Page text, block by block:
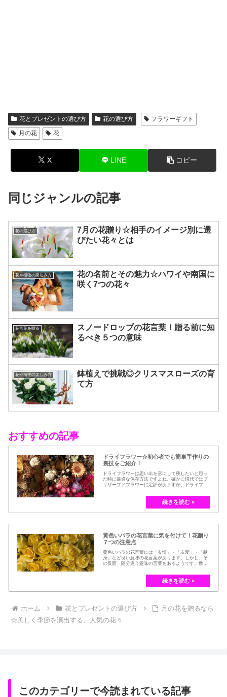
花とプレゼントの選び方 花の選び方
フラワーギフト
月の花
花
X LINE コピー
同じジャンルの記事
花の選び方
7月の花贈り☆相手のイメージ別に選
びたい花々とは
花や植物の楽しみ方
花の名前とその魅力☆ハワイや南国に
咲く7つの花々
花言葉を贈る
スノードロップの花言葉！贈る前に知
るべき５つの意味
花や植物の楽しみ方
鉢植えで挑戦◎クリスマスローズの育
て方
おすすめの記事
ドライフラワー☆初心者でも簡単手作りの
裏技をご紹介！
ドライフラワーは思い出を形にして残したいと思っ
た時に最適な保存方法ですよね。確かに現代ではブ
リザーブドフラワーに定評があますが、ドライフラ
とつです。結婚式のブーケなどに使われた花など、
今では押し花のサービスが有名ですが、昔はドライ
フラワーでも保存されてきました。30代以降の…
黄色いバラの花言葉に気を付けて！花贈り
７つの注意点
黄色いバラの花言葉には「友情」・「友愛」・「献
身」など良い意味の花言葉があります。しかし、そ
の反面、随分違う意味の言葉もあるようです。数多
ローズである「ハイブリット・ティー」の中には、
黄色のバラというのは、存在していませんでした。
しかし、フランスの園芸家ジョセフ・ペルネ＝デ…
ホーム 花とプレゼントの選び方
月の花を贈るなら
☆美しく季節を演出する、人気の花々
このカテゴリーで今読まれている記事